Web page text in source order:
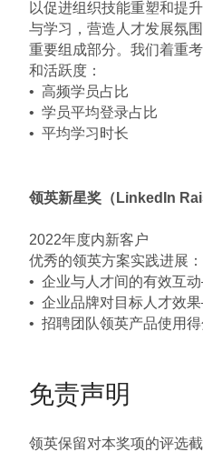
以促进组织技能重塑和提
与学习，营造人才发展氛
重要组成部分。我们着重
和活跃度：
• 高频学员占比
• 学员平均登录占比
• 平均学习时长
领英新星奖（LinkedIn
2022年度内新客户
优秀的领英方案实践进展：
• 企业与人才间的有效互
• 企业品牌对目标人才效
• 招聘团队领英产品使用得
免责声明
领英保留对本奖项的评选